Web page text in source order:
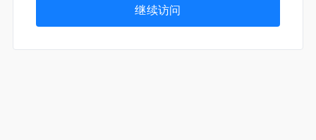
继续访问